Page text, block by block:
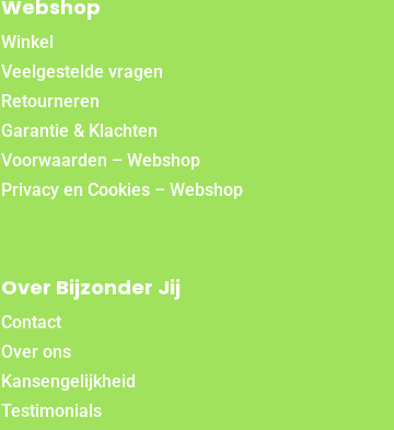
Webshop
Winkel
Veelgestelde vragen
Retourneren
Garantie & Klachten
Voorwaarden – Webshop
Privacy en Cookies – Webshop
Over Bijzonder Jij
Contact
Over ons
Kansengelijkheid
Testimonials